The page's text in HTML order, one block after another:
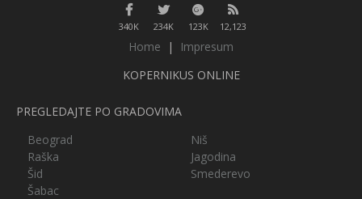
340K 234K 123K 12,123
Home |
Impresum
KOPERNIKUS ONLINE
PREGLEDAJTE PO GRADOVIMA
Beograd
Niš
Raška
Jagodina
Šid
Smederevo
Šabac